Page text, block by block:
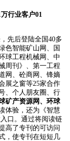
行业客户01
先后登陆全国40多
色智能矿山网、国
球工程机械网、中
周刊》、第一工程
网、砼商网、锋嫡
展之窗等25家合作
、个人朋友圈、行
矿产资源网、环球
体验，还为《智慧
口。通过将阅读链
高了专刊的可访问
，使专刊在短短几